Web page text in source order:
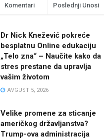
Komentari Poslednji Unosi
Dr Nick Knežević pokreće
besplatnu Online edukaciju
„Telo zna“ – Naučite kako da
stres prestane da upravlja
vašim životom
AVGUST 5, 2026
Velike promene za sticanje
američkog državljanstva?
Trump-ova administracija